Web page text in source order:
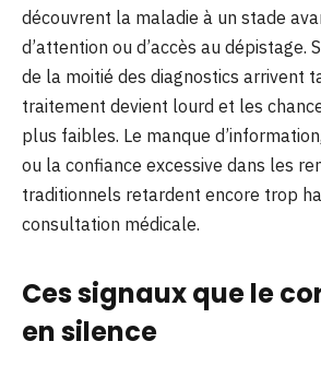
découvrent la maladie à un stade
d’attention ou d’accès au dépistage.
de la moitié des diagnostics arrivent
traitement devient lourd et les
plus faibles. Le manque
ou la confiance excessive dans les
traditionnels retardent encore trop
consultation médicale.
Ces signaux que le
en silence